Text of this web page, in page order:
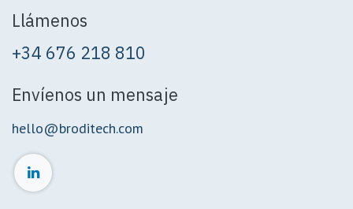
Llámenos
+34 676 218 810
Envíenos un mensaje
hello@broditech.com